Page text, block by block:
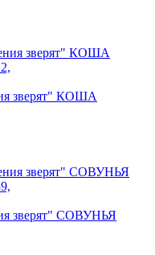
зверят" КОША
зверят" СОВУНЬЯ